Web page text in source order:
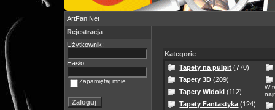
ArtFan.Net
Rejestracja
Użytkownik:
Hasło:
Zapamiętaj mnie
Kategorie
Tapety na pulpit (770)
Tapety 3D (209)
Tapety Widoki (112)
Tapety Fantastyka (124)
W